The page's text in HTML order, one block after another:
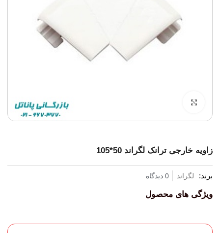
زاویه خارجی ترانک لگراند 50*105
برند: لگراند 0 دیدگاه
ویژگی های محصول